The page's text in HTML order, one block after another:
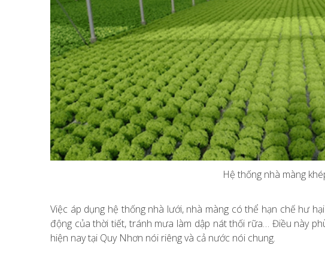
Hệ thống nhà màng
Việc áp dụng hệ thống nhà lưới, nhà màng có thể hạn chế hư
động của thời tiết, tránh mưa làm dập nát thối rữa… Điều này
hiện nay tại Quy Nhơn nói riêng và cả nước nói chung.